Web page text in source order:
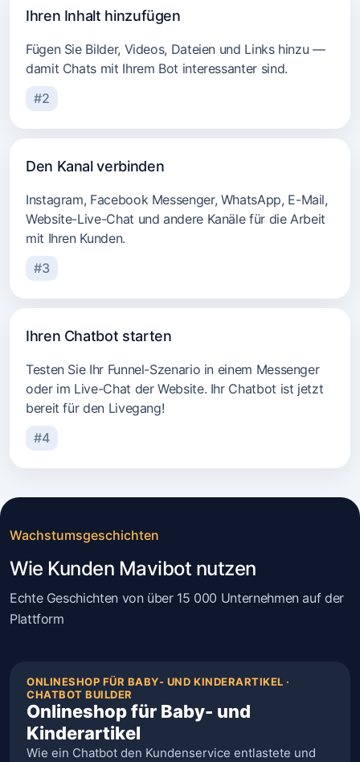
Ihren Inhalt hinzufügen
Fügen Sie Bilder, Videos, Dateien und Links hinzu —
damit Chats mit Ihrem Bot interessanter sind.
#2
Den Kanal verbinden
Instagram, Facebook Messenger, WhatsApp, E-Mail,
Website-Live-Chat und andere Kanäle für die Arbeit
mit Ihren Kunden.
#3
Ihren Chatbot starten
Testen Sie Ihr Funnel-Szenario in einem Messenger
oder im Live-Chat der Website. Ihr Chatbot ist jetzt
bereit für den Livegang!
#4
Wachstumsgeschichten
Wie Kunden Mavibot nutzen
Echte Geschichten von über 15 000 Unternehmen auf der
Plattform
ONLINESHOP FÜR BABY- UND KINDERARTIKEL ·
CHATBOT BUILDER
Onlineshop für Baby- und
Kinderartikel
Wie ein Chatbot den Kundenservice entlastete und